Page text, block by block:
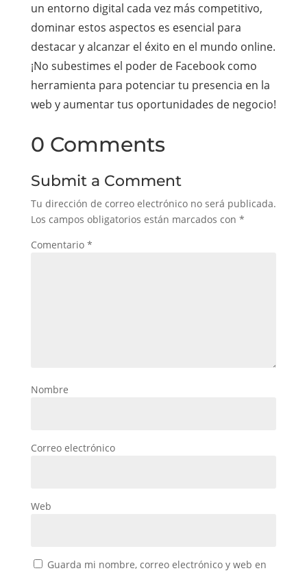
un entorno digital cada vez más competitivo,
dominar estos aspectos es esencial para
destacar y alcanzar el éxito en el mundo online.
¡No subestimes el poder de Facebook como
herramienta para potenciar tu presencia en la
web y aumentar tus oportunidades de negocio!
0 Comments
Submit a Comment
Tu dirección de correo electrónico no será publicada.
Los campos obligatorios están marcados con *
Comentario *
Nombre
Correo electrónico
Web
Guarda mi nombre, correo electrónico y web en